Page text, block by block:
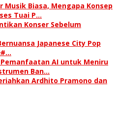
Musik Biasa, Mengapa Konsep
Tuai P…
Konser Sebelum
Japanese City Pop
AI untuk Meniru
Ban…
Ardhito Pramono dan